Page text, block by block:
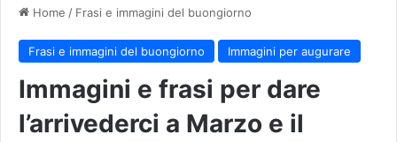
Home / Frasi e immagini del buongiorno
Frasi e immagini del buongiorno Immagini per augurare
Immagini e frasi per dare
l’arrivederci a Marzo e il